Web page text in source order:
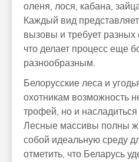
оленя, лося, кабана,
Каждый вид
вызовы и требует разных
что делает процесс еще
разнообразным.
Белорусские леса и
охотникам возможность
трофей, но и
Лесные массивы полны
собой идеальную среду
отметить, что Беларусь